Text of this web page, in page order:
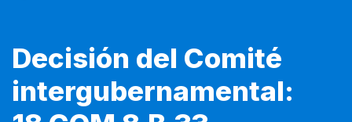
Decisión del Comité
intergubernamental: